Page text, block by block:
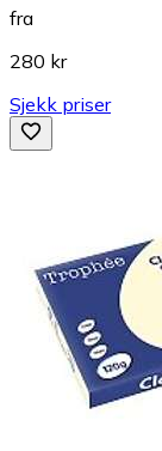
fra
280 kr
Sjekk priser